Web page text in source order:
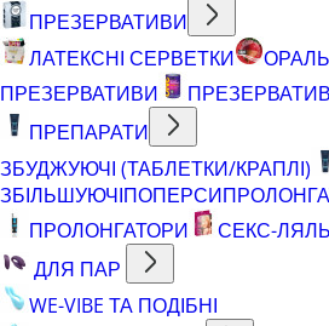
ПРЕЗЕРВАТИВИ
ЛАТЕКСНІ СЕРВЕТКИ
ПРЕЗЕРВАТИВИ
ПРЕПАРАТИ
ЗБУДЖУЮЧІ (ТАБЛЕТКИ/КРАПЛІ)
ЗБІЛЬШУЮЧІПОПЕРСИ
ПРОЛОНГАТОРИ
СЕКС-
ДЛЯ ПАР
WE-VIBE ТА ПОДІБНІ